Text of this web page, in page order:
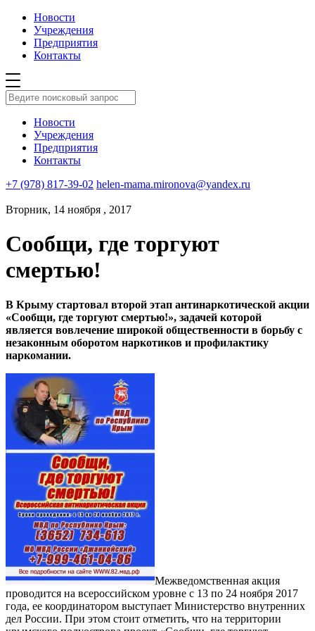
Новости
Учреждения
Предприятия
Контакты
Новости
Учреждения
Предприятия
Контакты
+7 (978) 817-39-02 helen-mama.mironova@yandex.ru
Вторник, 14 ноября , 2017
Сообщи, где торгуют
смертью!
В Крыму стартовал второй этап антинаркотической акции
«Сообщи, где торгуют смертью!», задачей которой
является вовлечение широкой общественности в борьбу с
незаконным оборотом наркотиков и профилактику
наркомании.
Межведомственная акция
проводится на всероссийском уровне с 13 по 24 ноября 2017
года, ее координатором выступает Министерство внутренних
дел России. При этом стоит отметить, что на территории